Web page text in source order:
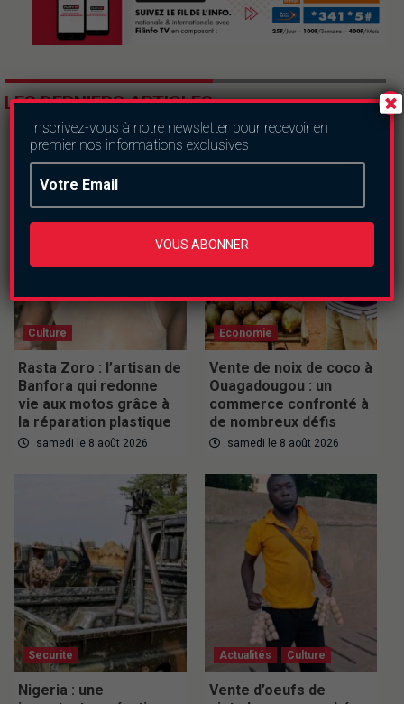
LES DERNIERS ARTICLES
Culture
Rasta Zoro : l’artisan de
Banfora qui redonne
vie aux motos grâce à
la réparation plastique
samedi le 8 août 2026
Economie
Vente de noix de coco à
Ouagadougou : un
commerce confronté à
de nombreux défis
samedi le 8 août 2026
Securite
Nigeria : une
Actualités Culture
Vente d’oeufs de
Inscrivez-vous à notre newsletter pour recevoir en
premier nos informations exclusives
VOUS ABONNER